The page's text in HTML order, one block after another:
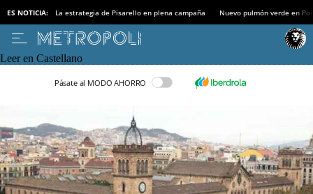
ES NOTICIA: La estrategia de Pisarello en plena campaña Nuevo pulmón verde en
Leer en Castellano
Pásate al MODO AHORRO